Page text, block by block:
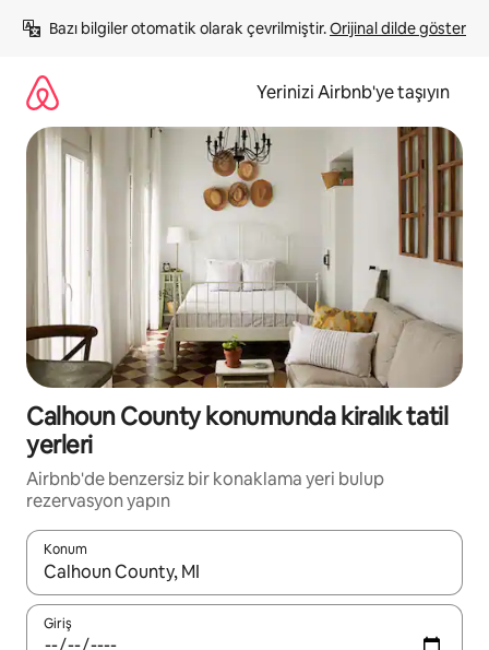
atla
Bazı bilgiler otomatik olarak çevrilmiştir. Orijinal dilde göster
Yerinizi Airbnb'ye taşıyın
Calhoun County konumunda kiralık tatil
yerleri
Airbnb'de benzersiz bir konaklama yeri bulup
rezervasyon yapın
Konum
Sonuçlar kullanılabilir olduğunda yukarı ve aşağı oklarıyla
Giriş